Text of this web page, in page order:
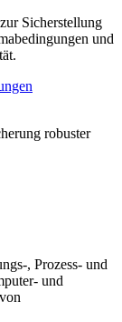
Sicherstellung
und
robuster
, Prozess- und
und